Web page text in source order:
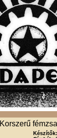
Korszerű
Készítők: